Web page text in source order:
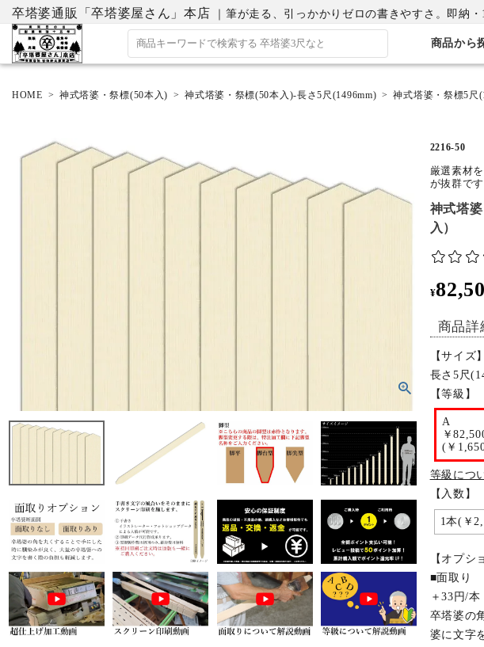
卒塔婆通販「卒塔婆屋さん」本店 ｜筆が走る、引っかかりゼロの書きやすさ。即納・1本か
商品から
ACCOUNT MENU
会員メニュー
ご利用ガイド
お問い合わせ
よみもの
ご購入履歴・再注文
HOME 神式塔婆・祭標(50本入) 神式塔婆・祭標(50本入)-長さ5尺(1496mm) 神式塔婆・祭標5尺
2216-50
厳選素材
が抜群です
神式塔
入）
¥
商品詳
【サイズ】
長さ5尺
【等級】
A
￥
(￥
等級につ
【入数】
1本(￥
【オプシ
■面取り
＋33円/本
卒塔婆の
婆に文字